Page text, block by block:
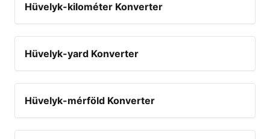
Hüvelyk-kilométer Konverter
Hüvelyk-yard Konverter
Hüvelyk-mérföld Konverter